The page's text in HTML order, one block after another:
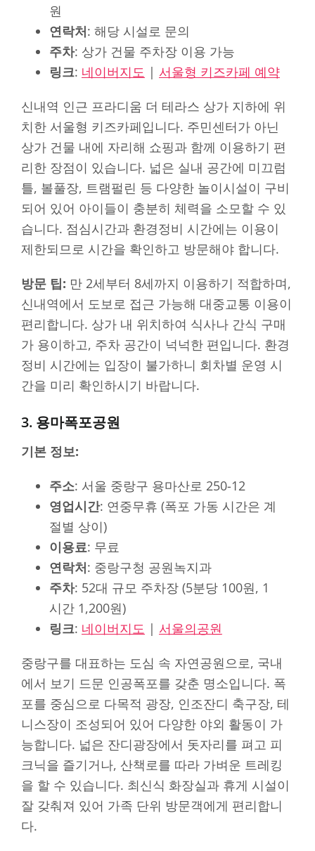
원
연락처: 해당 시설로 문의
주차: 상가 건물 주차장 이용 가능
링크: 네이버지도 | 서울형 키즈카페 예약
신내역 인근 프라디움 더 테라스 상가 지하에 위
치한 서울형 키즈카페입니다. 주민센터가 아닌
상가 건물 내에 자리해 쇼핑과 함께 이용하기 편
리한 장점이 있습니다. 넓은 실내 공간에 미끄럼
틀, 볼풀장, 트램펄린 등 다양한 놀이시설이 구비
되어 있어 아이들이 충분히 체력을 소모할 수 있
습니다. 점심시간과 환경정비 시간에는 이용이
제한되므로 시간을 확인하고 방문해야 합니다.
방문 팁: 만 2세부터 8세까지 이용하기 적합하며,
신내역에서 도보로 접근 가능해 대중교통 이용이
편리합니다. 상가 내 위치하여 식사나 간식 구매
가 용이하고, 주차 공간이 넉넉한 편입니다. 환경
정비 시간에는 입장이 불가하니 회차별 운영 시
간을 미리 확인하시기 바랍니다.
3. 용마폭포공원
기본 정보:
주소: 서울 중랑구 용마산로 250-12
영업시간: 연중무휴 (폭포 가동 시간은 계
절별 상이)
이용료: 무료
연락처: 중랑구청 공원녹지과
주차: 52대 규모 주차장 (5분당 100원, 1
시간 1,200원)
링크: 네이버지도 | 서울의공원
중랑구를 대표하는 도심 속 자연공원으로, 국내
에서 보기 드문 인공폭포를 갖춘 명소입니다. 폭
포를 중심으로 다목적 광장, 인조잔디 축구장, 테
니스장이 조성되어 있어 다양한 야외 활동이 가
능합니다. 넓은 잔디광장에서 돗자리를 펴고 피
크닉을 즐기거나, 산책로를 따라 가벼운 트레킹
을 할 수 있습니다. 최신식 화장실과 휴게 시설이
잘 갖춰져 있어 가족 단위 방문객에게 편리합니
다.